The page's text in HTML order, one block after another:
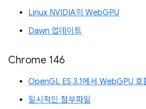
Linux NVIDIA의 WebGPU
Dawn 업데이트
Chrome 146
OpenGL ES 3.1에서 WebGPU 호
일시적인 첨부파일